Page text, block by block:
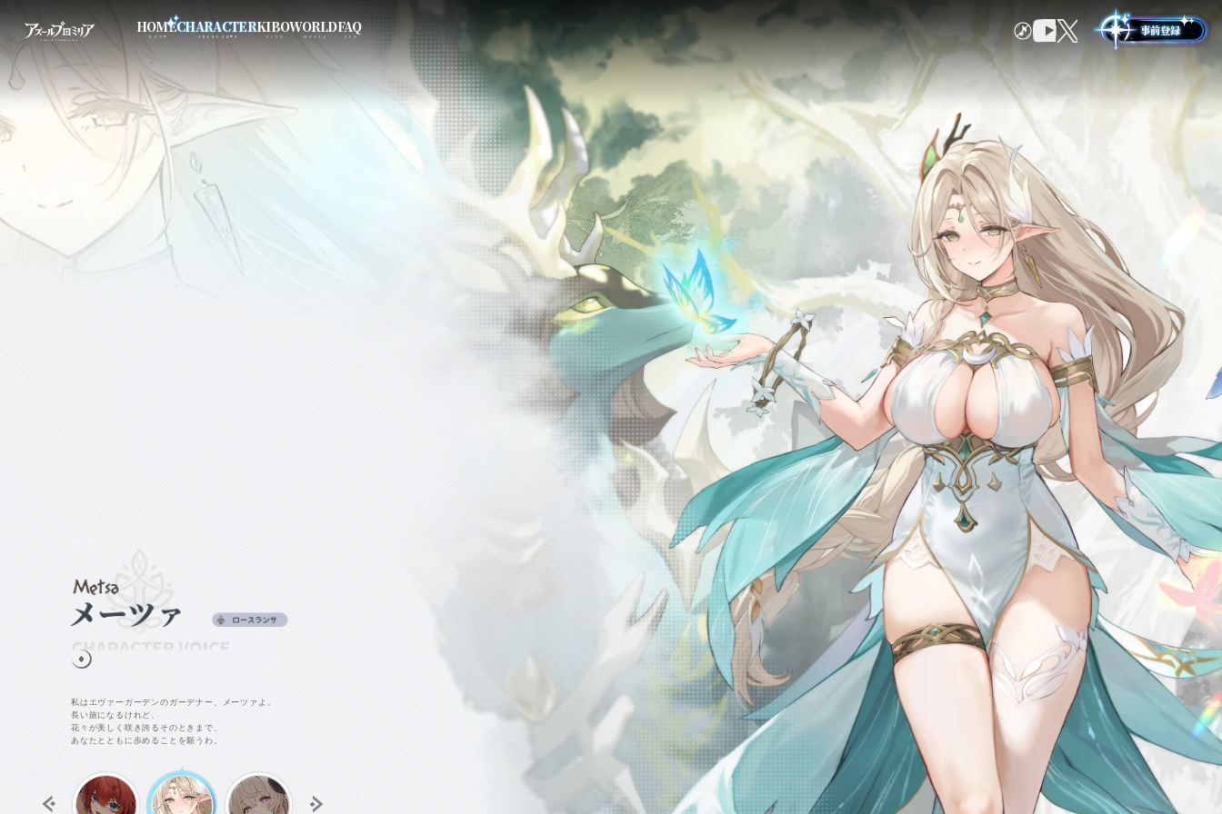
HOME
HOME
CHARACTER
CHARACTER
KIBO
KIBO
WORLD
WORLD
FAQ
FAQ 事前登録
私はエヴァーガーデンのガーデナー、メーツァよ。
長い旅になるけれど、
花々が美しく咲き誇るそのときまで、
あなたとともに歩めることを願うわ。
モフリーネ
ブルーダ
ナイトフォール
STARAY
メテオール
異生類-鱗形族
芽吹の谷の地域詳細シャルル村の地域詳細鏡花州